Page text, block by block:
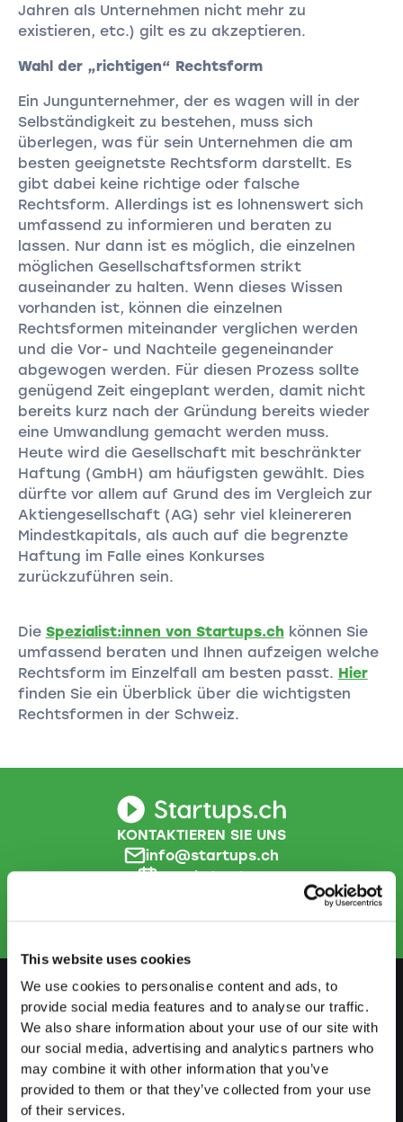
This website uses cookies
We use cookies to personalise content and ads, to
provide social media features and to analyse our traffic.
We also share information about your use of our site with
our social media, advertising and analytics partners who
may combine it with other information that you’ve
provided to them or that they’ve collected from your use
of their services.
Jahren als Unternehmen nicht mehr zu
existieren, etc.) gilt es zu akzeptieren.
Wahl der „richtigen“ Rechtsform
Ein Jungunternehmer, der es wagen will in der
Selbständigkeit zu bestehen, muss sich
überlegen, was für sein Unternehmen die am
besten geeignetste Rechtsform darstellt. Es
gibt dabei keine richtige oder falsche
Rechtsform. Allerdings ist es lohnenswert sich
umfassend zu informieren und beraten zu
lassen. Nur dann ist es möglich, die einzelnen
möglichen Gesellschaftsformen strikt
auseinander zu halten. Wenn dieses Wissen
vorhanden ist, können die einzelnen
Rechtsformen miteinander verglichen werden
und die Vor- und Nachteile gegeneinander
abgewogen werden. Für diesen Prozess sollte
genügend Zeit eingeplant werden, damit nicht
bereits kurz nach der Gründung bereits wieder
eine Umwandlung gemacht werden muss.
Heute wird die Gesellschaft mit beschränkter
Haftung (GmbH) am häufigsten gewählt. Dies
dürfte vor allem auf Grund des im Vergleich zur
Aktiengesellschaft (AG) sehr viel kleinereren
Mindestkapitals, als auch auf die begrenzte
Haftung im Falle eines Konkurses
zurückzuführen sein.
Die Spezialist:innen von Startups.chkönnen Sie
umfassend beraten und Ihnen aufzeigen welche
Rechtsform im Einzelfall am besten passt. Hier
finden Sie ein Überblick über die wichtigsten
Rechtsformen in der Schweiz.
KONTAKTIEREN SIE UNS
info@startups.ch
Termin buchen
VORBEREITEN
Leitfaden Selbstständigkeit
Businessplan erstellen